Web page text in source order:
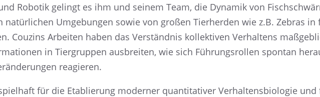
Robotik gelingt es ihm und seinem Team, die Dynamik von
Umgebun­gen sowie von großen Tierher­den wie z.B. Zebras in
Couzins Arbei­ten haben das Verständ­nis kollek­ti­ven Verhal­tens
in Tiergrup­pen ausbrei­ten, wie sich Führungs­rol­len spontan
reagieren.
für die Etablie­rung moder­ner quanti­ta­ti­ver Verhal­tens­bio­lo­gie und